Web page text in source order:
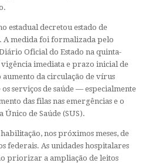
estadual decretou estado de
A medida foi formalizada pelo
Oficial do Estado na quinta-
imediata e prazo inicial de
aumento da circulação de vírus
serviços de saúde — especialmente
das filas nas emergências e o
Único de Saúde (SUS).
nos próximos meses, de
federais. As unidades hospitalares
priorizar a ampliação de leitos